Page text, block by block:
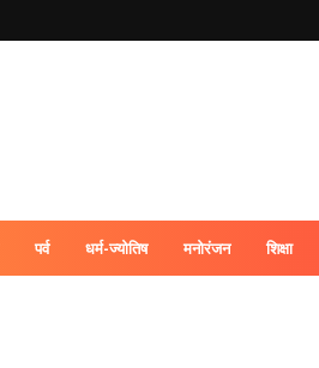
पर्व धर्म-ज्योतिष मनोरंजन शिक्षा